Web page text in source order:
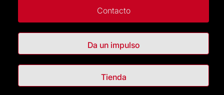
Contacto
Da un impulso
Tienda